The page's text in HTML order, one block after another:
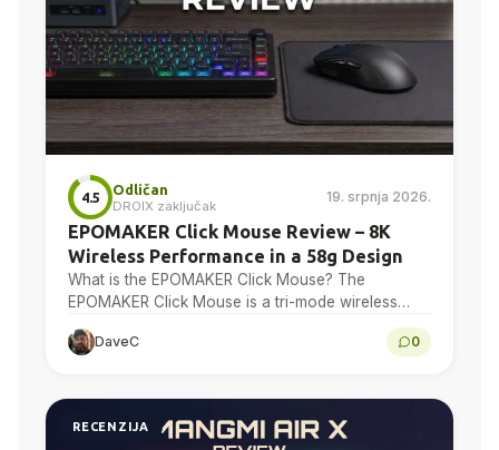
4.5
Odličan
DROIX zaključak
19. srpnja 2026.
EPOMAKER Click Mouse Review – 8K
Wireless Performance in a 58g Design
What is the EPOMAKER Click Mouse? The
EPOMAKER Click Mouse is a tri-mode wireless
gaming mouse with a PAW3950 optical sensor, a
58g chassis,…
DaveC 0
RECENZIJA